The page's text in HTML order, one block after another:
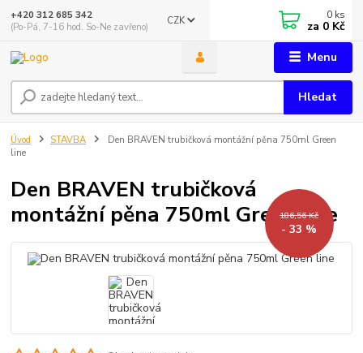
Menu
CZK
Hledat
+420 312 685 342
(Po-Pá, 7-16 hod. So-Ne zavřeno)
0 ks
za 0 Kč
Úvod STAVBA
Den BRAVEN trubičková montážní pěna 750ml Green
line
Den BRAVEN trubičková
montážní pěna 750ml Green line
186,56 Kč
- 33 %